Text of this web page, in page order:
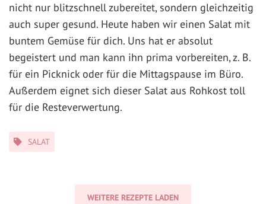
nicht nur blitzschnell zubereitet, sondern gleichzeitig
auch super gesund. Heute haben wir einen Salat mit
buntem Gemüse für dich. Uns hat er absolut
begeistert und man kann ihn prima vorbereiten, z. B.
für ein Picknick oder für die Mittagspause im Büro.
Außerdem eignet sich dieser Salat aus Rohkost toll
für die Resteverwertung.
Kategorien
SALAT
WEITERE REZEPTE LADEN